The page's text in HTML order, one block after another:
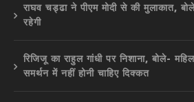
राघव चड्ढा ने पीएम मोदी से की मुलाकात,
रहेगी
रिजिजू का राहुल गांधी पर निशाना, बोले-
समर्थन में नहीं होनी चाहिए दिक्कत